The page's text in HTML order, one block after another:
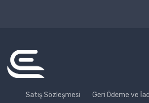
Satış Sözleşmesi
Geri Ödeme ve